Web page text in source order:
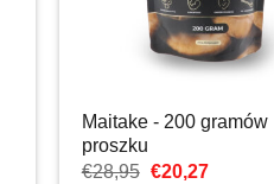
Maitake - 200 gramów
proszku
€28,95 Pierwotna
€20,27Aktualna